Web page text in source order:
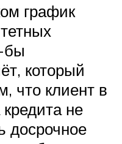
график
бы
который
что клиент в
не
досрочное